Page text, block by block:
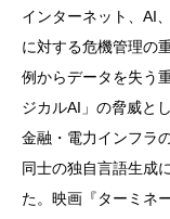
インターネット、AI
に対する危機管理の
例からデータを失う
ジカルAI」の脅威と
金融・電力インフラ
同士の独自言語生成
た。映画『ターミネ